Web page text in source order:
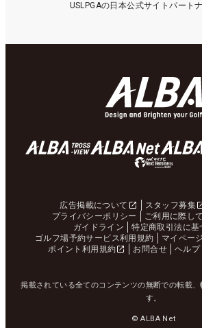
USLPGAの日本公式サイトパート
広告掲載について スタッフ募集
プライバシーポリシー
ご利用に際して
ガイドライン
特定商取引法に基
ゴルフ場予約サービス利用規約
マイペー
ポイント利用規約
お問合せ ヘルプ
掲載されている全てのコンテンツの無断での転載
す。
© ALBA Net